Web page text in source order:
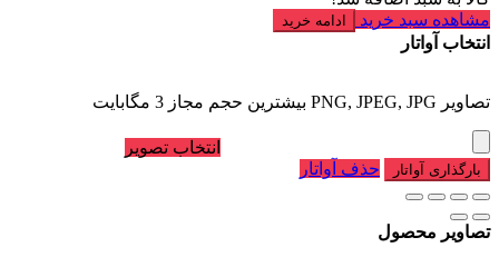
مشاهده سبد خرید
ادامه خرید
انتخاب آواتار
تصاویر PNG, JPEG, JPG بیشترین حجم مجاز 3 مگابایت
انتخاب تصویر
بارگذاری آواتار حذف آواتار
تصاویر محصول